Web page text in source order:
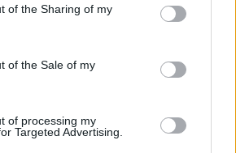
or usage behaviour. You may click to
to Google and its third-party tags to
specified purposes in below Google
of the Sharing of my
of the Sale of my
of processing my
Targeted Advertising.
mercado por debajo de los 3 millones en